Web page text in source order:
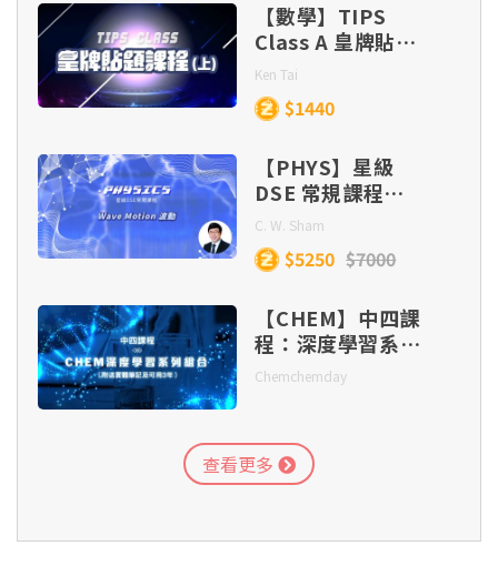
【數學】TIPS
Class A 皇牌貼題
課程 (目標
Lv.5/5*/5**)
Ken Tai
$1440
【PHYS】星級
DSE 常規課程
(Section C) –
Wave Motion
C. W. Sham
$5250 $7000
【CHEM】中四課
程：深度學習系列
組合（附送實體筆
Chemchemday
查看更多